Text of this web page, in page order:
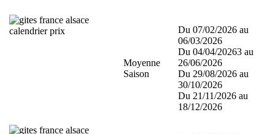
Moyenne
Saison
Du 07/02/2026 au
06/03/2026
Du 04/04/20263 au
26/06/2026
Du 29/08/2026 au
30/10/2026
Du 21/11/2026 au
18/12/2026